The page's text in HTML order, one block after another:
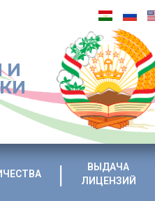
И
ВЫДАЧА
ЛИЦЕНЗИЙ